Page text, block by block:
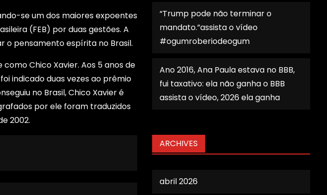
se um dos maiores expoentes
(FEB) por duas gestões. A
o pensamento espírita no Brasil.
Chico Xavier. Aos 5 anos de
indicado duas vezes ao prêmio
no Brasil, Chico Xavier é
por ele foram traduzidos
2002.
“Trump pode não terminar o
mandato.”assista o vídeo
#ogumroberiodeogum
Ano 2016, Ana Paula estava no BBB,
fui taxativo: ela não ganha o BBB
assista o vídeo, 2026 ela ganha
ARCHIVES
abril 2026